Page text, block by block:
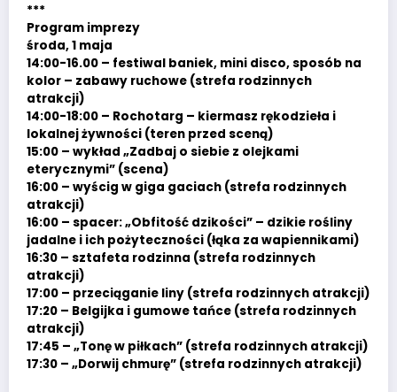
***
Program imprezy
środa, 1 maja
14:00-16.00 – festiwal baniek, mini disco, sposób na
kolor – zabawy ruchowe (strefa rodzinnych
atrakcji)
14:00-18:00 – Rochotarg – kiermasz rękodzieła i
lokalnej żywności (teren przed sceną)
15:00 – wykład „Zadbaj o siebie z olejkami
eterycznymi” (scena)
16:00 – wyścig w giga gaciach (strefa rodzinnych
atrakcji)
16:00 – spacer: „Obfitość dzikości” – dzikie rośliny
jadalne i ich pożyteczności (łąka za wapiennikami)
16:30 – sztafeta rodzinna (strefa rodzinnych
atrakcji)
17:00 – przeciąganie liny (strefa rodzinnych atrakcji)
17:20 – Belgijka i gumowe tańce (strefa rodzinnych
atrakcji)
17:45 – „Tonę w piłkach” (strefa rodzinnych atrakcji)
17:30 – „Dorwij chmurę” (strefa rodzinnych atrakcji)